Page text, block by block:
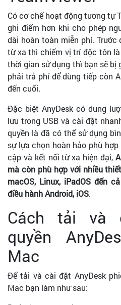
Có cơ chế hoạt động tương tự
ghi điểm hơn khi cho phép
dài hoàn toàn miễn phí. Trước
từ xa thì chiếm vị trí độc tôn là
thời gian sử dụng thì bạn sẽ bị
phải trả phí để dùng tiếp còn
đến cuối.
Đặc biệt AnyDesk có dung
lưu trong USB và cài đặt
quyền là đã có thể sử dụng
sự lựa chọn hoàn hảo phù
cập và kết nối từ xa hiện đại,
mà còn phù hợp với nhiều
macOS, Linux, iPadOS đến
điều hành Android, iOS.
Cách tải và
quyền
Mac
Để tải và cài đặt AnyDesk
Mac bạn làm như sau: